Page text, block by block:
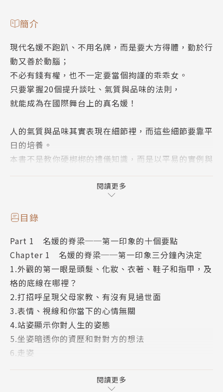
簡介
現代名媛不跑趴、不用名牌，而是要大方得體，勤於行
動又善於動腦；
不必有錢有權，也不一定要當個拘謹的乖乖女。
只要掌握20個提升談吐、氣質與品味的法則，
就能成為在國際舞台上的真名媛！
人的氣質與品味其實表現在細節裡，而這些細節要靠平
日的培養。
本書不是教你硬梆梆的禮儀知識，而是以平易的實例與
道出國際禮儀專家的深刻體會與可行方案。
掌握成為真名媛的20個法則，讓你從裡到外，美麗滿
1.決定第一印象的十個要點
2.三分鐘內留下印象的社交達人
3.測量自己的知性、感性全方位的舞台——社交
4.在餐廳約會，暴露假淑女的舉止
5.珠寶是僕，不是主
6.「為誰使用香水？」才是重點
7.皮包要用對場合
8.鞋子是你的「第二張臉」
9.世界上最好的招待所——家
11.名媛必具的生活教養——瞭解食器文化
閱讀更多
目錄
Part 1 名媛的脊梁──第一印象的十個要點
Chapter 1 名媛的脊梁──第一印象三分鐘內決定
1.外觀的第一眼是頭髮、化妝、衣著、鞋子和指甲，及
格的底線在哪裡？
2.打招呼呈現父母家教、有沒有見過世面
3.表情、視線和你當下的心情無關
4.站姿顯示你對人生的姿態
5.坐姿暗透你的資歷和對對方的想法
6.走姿
閱讀更多